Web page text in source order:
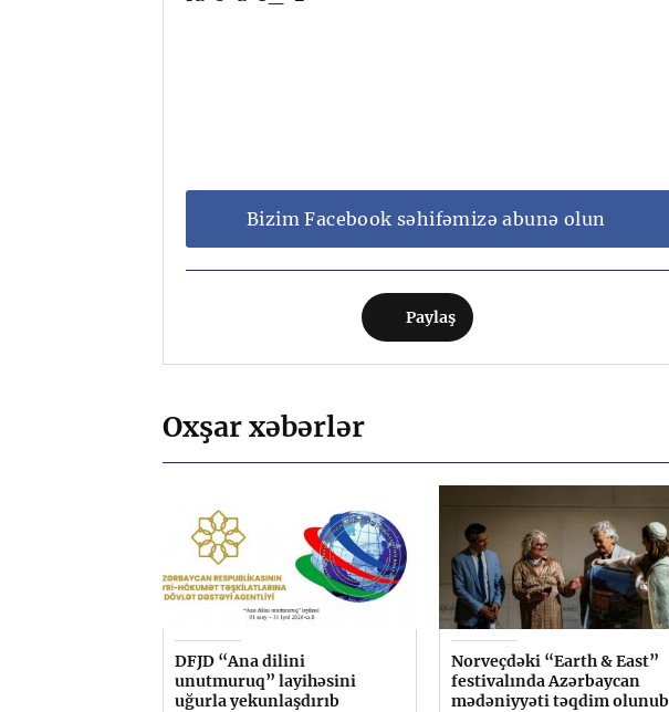
Bizim Facebook səhifəmizə abunə olun
Paylaş
Oxşar xəbərlər
DFJD “Ana dilini
unutmuruq” layihəsini
uğurla yekunlaşdırıb
Norveçdəki “Earth & East”
festivalında Azərbaycan
mədəniyyəti təqdim olunub